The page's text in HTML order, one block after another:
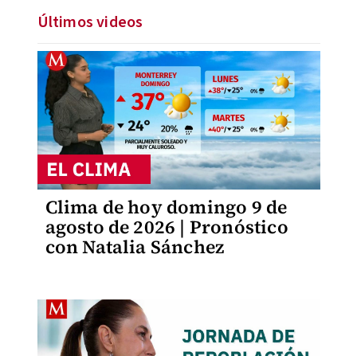
Últimos videos
Clima de hoy domingo 9 de
agosto de 2026 | Pronóstico
con Natalia Sánchez